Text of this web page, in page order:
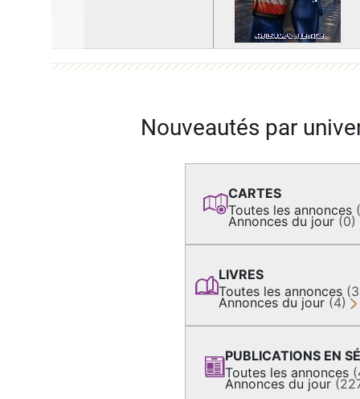
Nouveautés par
CARTES
Toutes les annonces
Annonces du jour (0)
LIVRES
Toutes les annonces
Annonces du jour (4)
PUBLICATIONS EN
Toutes les annonces
Annonces du jour